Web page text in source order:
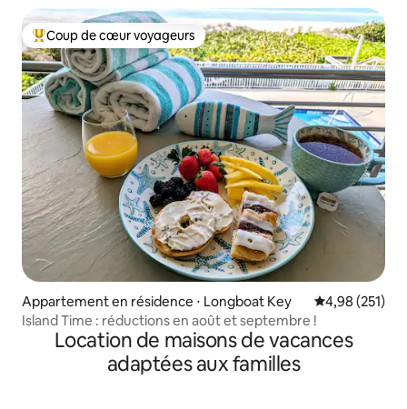
Coups de cœur voyageurs les plus appréciés
Coup de cœur voyageurs
Appartement en résidence ⋅ Longboat Key Évaluation
4,98 (251)
Island Time : réductions en août et septembre !
Location de maisons de vacances
adaptées aux familles